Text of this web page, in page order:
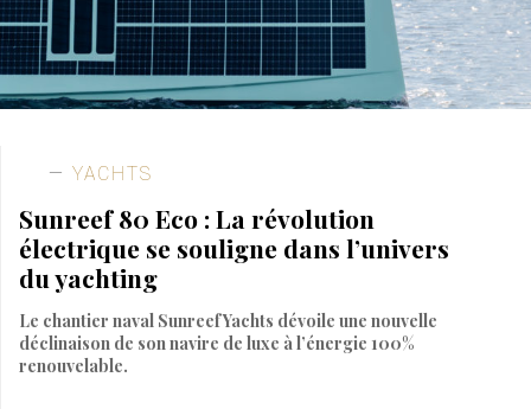
YACHTS
Sunreef 80 Eco : La révolution
électrique se souligne dans l’univers
du yachting
Le chantier naval Sunreef Yachts dévoile une nouvelle
déclinaison de son navire de luxe à l’énergie 100%
renouvelable.